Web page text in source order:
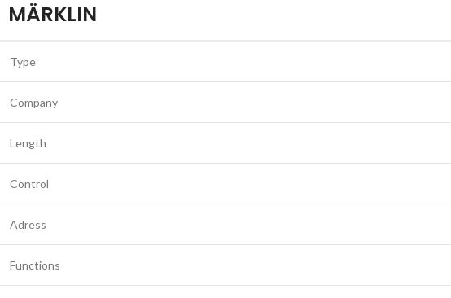
MÄRKLIN
Type
Company
Length
Control
Adress
Functions